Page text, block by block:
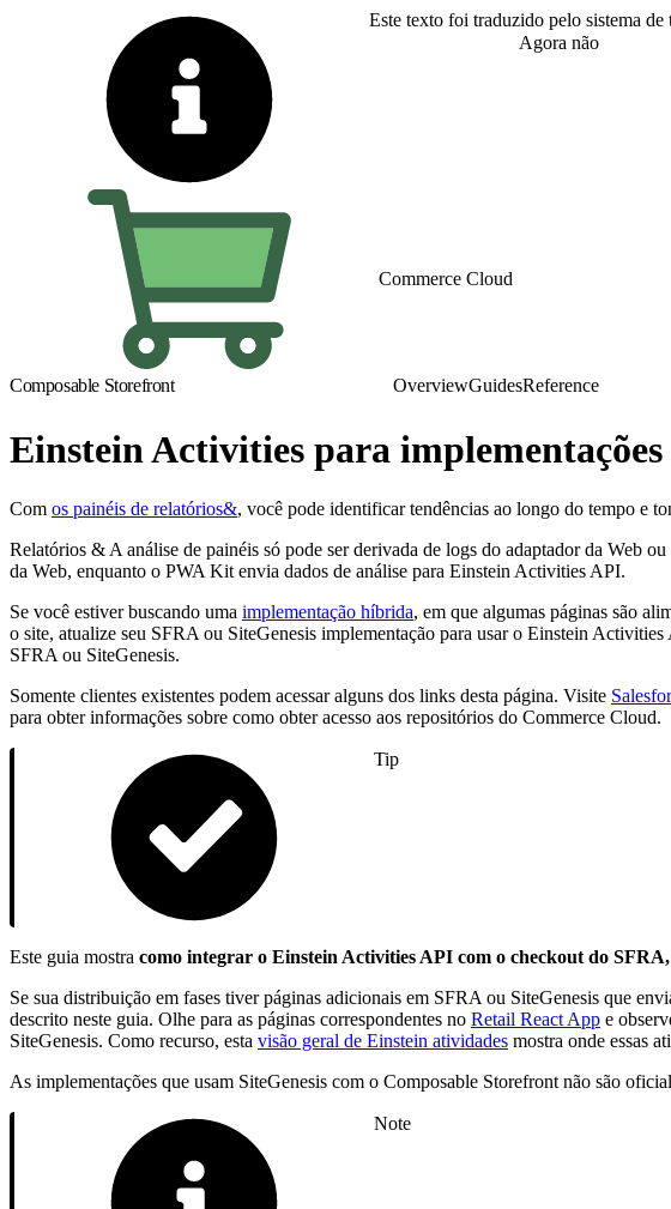
Este texto foi traduzido pelo sistema
Agora não
Commerce Cloud
Composable Storefront OverviewGuidesReference
Einstein Activities para
Com os painéis de relatórios&, você pode identificar tendências ao longo do tempo e
Relatórios & A análise de painéis só pode ser derivada de logs do adaptador da Web
da Web, enquanto o PWA Kit envia dados de análise para Einstein Activities API.
Se você estiver buscando uma implementação híbrida, em que algumas páginas são
o site, atualize seu SFRA ou SiteGenesis implementação para usar o Einstein
SFRA ou SiteGenesis.
Somente clientes existentes podem acessar alguns dos links desta página. Visite
para obter informações sobre como obter acesso aos repositórios do Commerce Cloud.
Tip
Este guia mostra como integrar o Einstein Activities API com o checkout do SFRA,
Se sua distribuição em fases tiver páginas adicionais em SFRA ou SiteGenesis que
descrito neste guia. Olhe para as páginas correspondentes no Retail React App e
SiteGenesis. Como recurso, esta visão geral de Einstein atividades mostra onde essas
As implementações que usam SiteGenesis com o Composable Storefront não são
Note